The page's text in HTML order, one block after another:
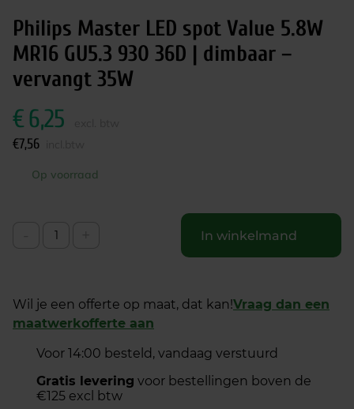
Philips Master LED spot Value 5.8W
MR16 GU5.3 930 36D | dimbaar –
vervangt 35W
€6,25
€7,56
Op voorraad
In winkelmand
Wil je een offerte op maat, dat kan!Vraag dan een
maatwerkofferte aan
Voor 14:00 besteld, vandaag verstuurd
Gratis levering voor bestellingen boven de
€125 excl btw